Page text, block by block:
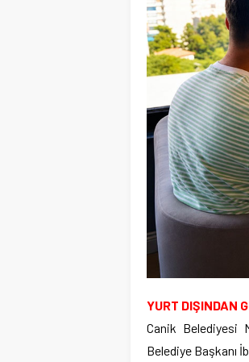
YURT DIŞINDAN
Canik Belediyesi
Belediye Başkanı